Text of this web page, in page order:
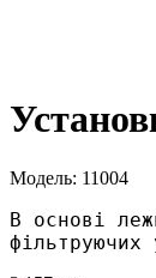
Модель: 11004
В основі